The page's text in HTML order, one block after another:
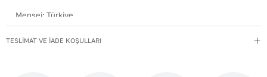
Menşei: Türkiye
EnxBoyxDerinlik:20,5x12x4
TESLİMAT VE İADE KOŞULLARI